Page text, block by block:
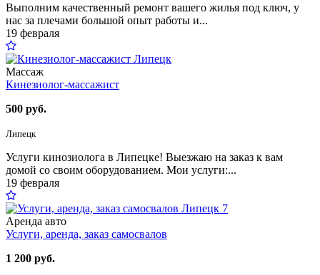
Выполним качественный ремонт вашего жилья под ключ, у
нас за плечами большой опыт работы и...
19 февраля
Массаж
Кинезиолог-массажист
500 руб.
Липецк
Услуги кинозиолога в Липецке! Выезжаю на заказ к вам
домой со своим оборудованием. Мои услуги:...
19 февраля
7
Аренда авто
Услуги, аренда, заказ самосвалов
1 200 руб.